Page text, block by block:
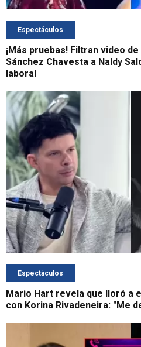
Espectáculos
¡Más pruebas! Filtran video
Sánchez Chavesta a Naldy
laboral
Espectáculos
Mario Hart revela que lloró a
con Korina Rivadeneira: "Me